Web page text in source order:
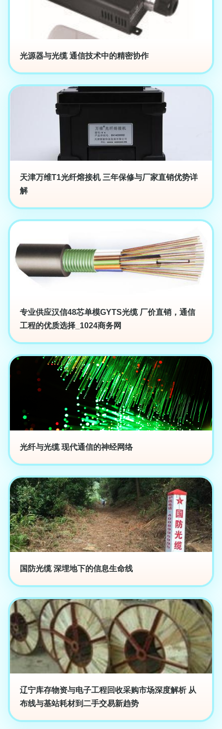
光源器与光缆 通信技术中的精密协作
天津万维T1光纤熔接机 三年保修与厂家直销优势详
解
专业供应汉信48芯单模GYTS光缆 厂价直销，通信
工程的优质选择_1024商务网
光纤与光缆 现代通信的神经网络
国防光缆 深埋地下的信息生命线
辽宁库存物资与电子工程回收采购市场深度解析 从
布线与基站耗材到二手交易新趋势